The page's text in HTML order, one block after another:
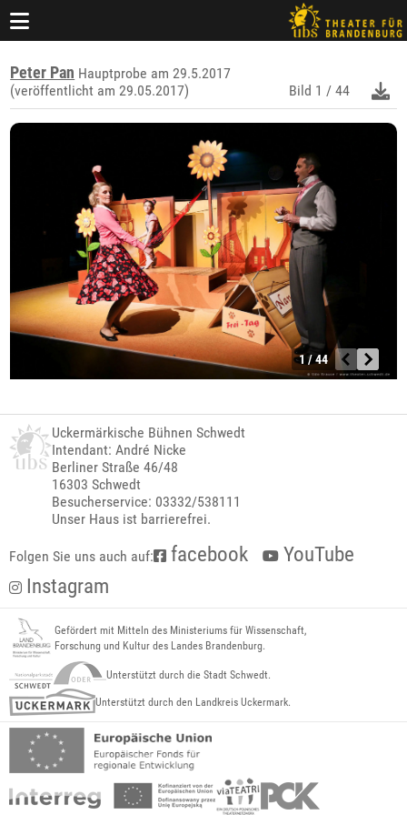
Peter Pan Hauptprobe am 29.5.2017
(veröffentlicht am 29.05.2017)
Bild 1 / 44
1 / 44
Uckermärkische Bühnen Schwedt
Intendant: André Nicke
Berliner Straße 46/48
16303 Schwedt
Besucherservice: 03332/538111
Unser Haus ist barrierefrei.
Folgen Sie uns auch auf: facebook
YouTube
Instagram
Gefördert mit Mitteln des Ministeriums für Wissenschaft,
Forschung und Kultur des Landes Brandenburg.
Unterstützt durch die Stadt Schwedt.
Unterstützt durch den Landkreis Uckermark.